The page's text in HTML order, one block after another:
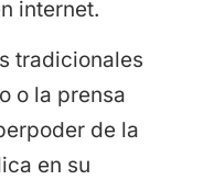
internet.
tradicionales
o la prensa
de la
en su